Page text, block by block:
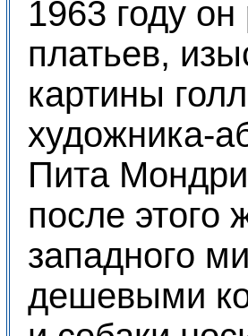
1963 году
платьев,
картины
художника-
Пита
после
западного
дешевыми